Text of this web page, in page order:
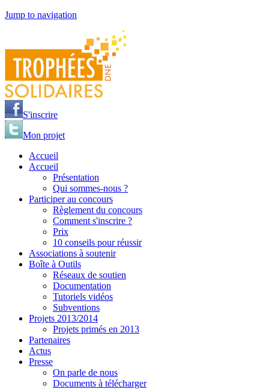
Jump to navigation
S'inscrire
Mon projet
Accueil
Accueil
Présentation
Qui sommes-nous ?
Participer au concours
Règlement du concours
Comment s'inscrire ?
Prix
10 conseils pour réussir
Associations à soutenir
Boîte à Outils
Réseaux de soutien
Documentation
Tutoriels vidéos
Subventions
Projets 2013/2014
Projets primés en 2013
Partenaires
Actus
Presse
On parle de nous
Documents à télécharger